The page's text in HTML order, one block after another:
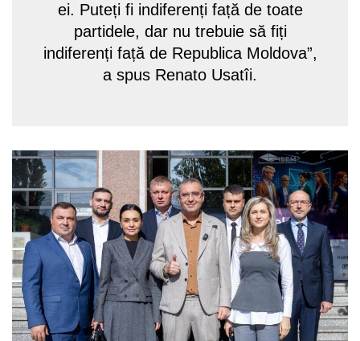
ei. Puteți fi indiferenți față de toate
partidele, dar nu trebuie să fiți
indiferenți față de Republica Moldova”,
a spus Renato Usatîi.